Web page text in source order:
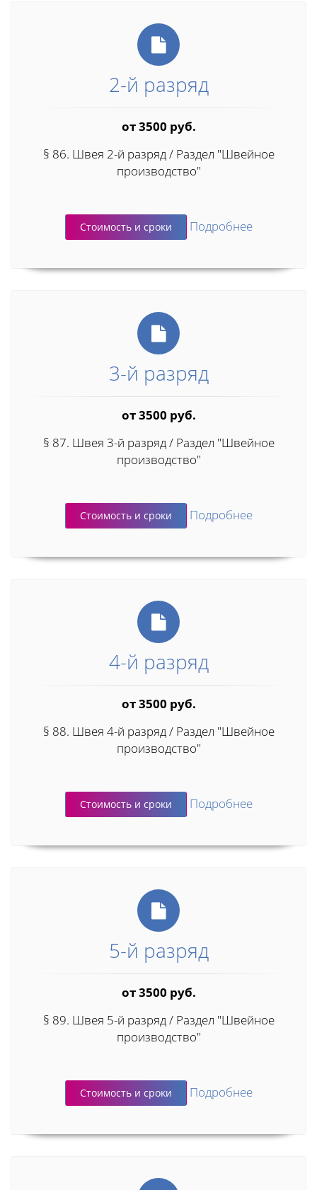
2-й разряд
от 3500 руб.
§ 86. Швея 2-й разряд / Раздел "Швейное
производство"
Стоимость и сроки Подробнее
3-й разряд
от 3500 руб.
§ 87. Швея 3-й разряд / Раздел "Швейное
производство"
Стоимость и сроки Подробнее
4-й разряд
от 3500 руб.
§ 88. Швея 4-й разряд / Раздел "Швейное
производство"
Стоимость и сроки Подробнее
5-й разряд
от 3500 руб.
§ 89. Швея 5-й разряд / Раздел "Швейное
производство"
Стоимость и сроки Подробнее